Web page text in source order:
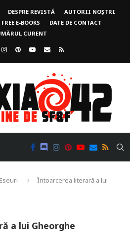
DESPRE REVISTĂ
AUTORII NOȘTRI
FREE E-BOOKS
DATE DE CONTACT
CURENT
Eseuri
Întoarcerea literară a lui
a lui Gheorghe